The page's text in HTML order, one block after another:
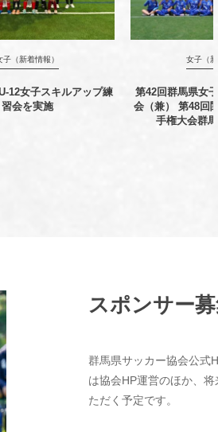
子（新着情報）
12女子スキルアップ練
習会を実施
女子（新
第42回群馬県女
会（兼） 第48回
手権大会群
スポンサー
群馬県サッカー協会公式
は協会HP運営のほか、
ただく予定です。